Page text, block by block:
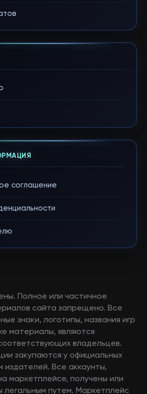
соглашение
Полное или частичное
сайта запрещено. Все
знаки, логотипы, названия игр
материалы, являются
владельцев.
закупаются у официальных
издателей. Все аккаунты,
маркетплейсе, получены или
легальным путем. Маркетплейс